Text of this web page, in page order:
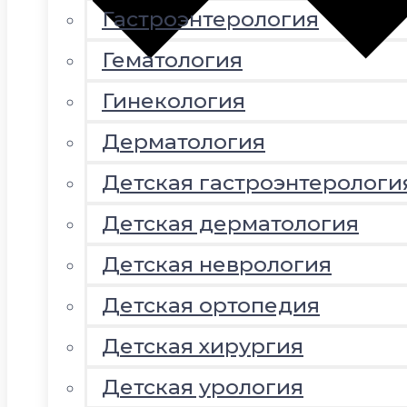
Гастроэнтерология
Гематология
Гинекология
Дерматология
Детская
Детская дерматология
Детская неврология
Детская ортопедия
Детская хирургия
Детская урология